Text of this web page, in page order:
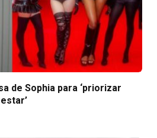
de Sophia para ‘priorizar